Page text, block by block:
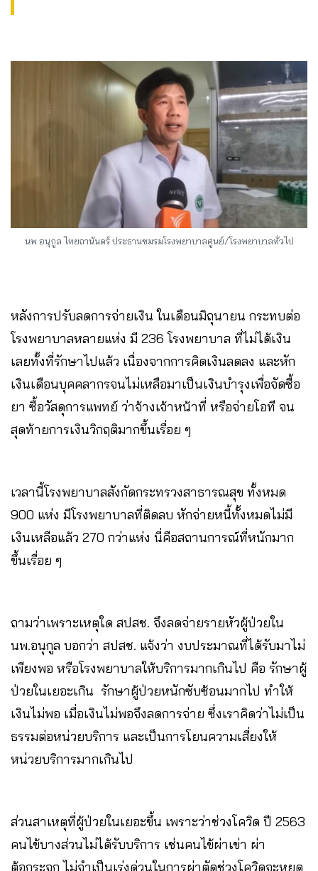
นพ.อนุกูล ไทยถานันดร์ ประธานชมรมโรงพยาบาลศูนย์/โรงพยาบาลทั่วไป
หลังการปรับลดการจ่ายเงิน ในเดือนมิถุนายน กระทบต่อ
โรงพยาบาลหลายแห่ง มี 236 โรงพยาบาล ที่ไม่ได้เงิน
เลยทั้งที่รักษาไปแล้ว เนื่องจากการคิดเงินลดลง และหัก
เงินเดือนบุคคลากรจนไม่เหลือมาเป็นเงินบำรุงเพื่อจัดซื้อ
ยา ซื้อวัสดุการแพทย์ ว่าจ้างเจ้าหน้าที่ หรือจ่ายโอที จน
สุดท้ายการเงินวิกฤติมากขึ้นเรื่อย ๆ
เวลานี้โรงพยาบาลสังกัดกระทรวงสาธารณสุข ทั้งหมด
900 แห่ง มีโรงพยาบาลที่ติดลบ หักจ่ายหนี้ทั้งหมดไม่มี
เงินเหลือแล้ว 270 กว่าแห่ง นี่คือสถานการณ์ที่หนักมาก
ขึ้นเรื่อย ๆ
ถามว่าเพราะเหตุใด สปสช. จึงลดจ่ายรายหัวผู้ป่วยใน
นพ.อนุกูล บอกว่า สปสช. แจ้งว่า งบประมาณที่ได้รับมาไม่
เพียงพอ หรือโรงพยาบาลให้บริการมากเกินไป คือ รักษาผู้
ป่วยในเยอะเกิน รักษาผู้ป่วยหนักซับซ้อนมากไป ทำให้
เงินไม่พอ เมื่อเงินไม่พอจึงลดการจ่าย ซึ่งเราคิดว่าไม่เป็น
ธรรมต่อหน่วยบริการ และเป็นการโยนความเสี่ยงให้
หน่วยบริการมากเกินไป
ส่วนสาเหตุที่ผู้ป่วยในเยอะขึ้น เพราะว่าช่วงโควิด ปี 2563
คนไข้บางส่วนไม่ได้รับบริการ เช่นคนไข้ผ่าเข่า ผ่า
ต้อกระจก ไม่จำเป็นเร่งด่วนในการผ่าตัดช่วงโควิดจะหยุด